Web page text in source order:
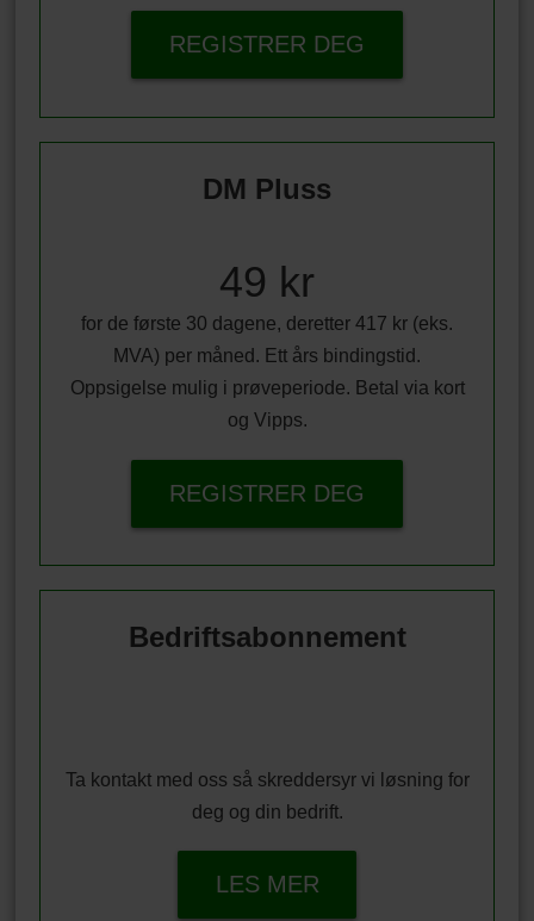
REGISTRER DEG
DM Pluss
49 kr
for de første 30 dagene, deretter 417 kr (eks.
MVA) per måned. Ett års bindingstid.
Oppsigelse mulig i prøveperiode. Betal via kort
og Vipps.
REGISTRER DEG
Bedriftsabonnement
Ta kontakt med oss så skreddersyr vi løsning for
deg og din bedrift.
LES MER